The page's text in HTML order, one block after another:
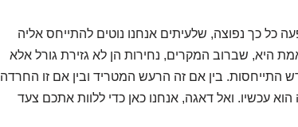
כל כך נפוצה, שלעיתים אנחנו נוטים להתייחס אליה
היא, שברוב המקרים, נחירות הן לא גזירת גורל אלא
התייחסות. בין אם זה הרעש המטריד ובין אם זו החרדה
עכשיו. ואל דאגה, אנחנו כאן כדי ללוות אתכם צעד